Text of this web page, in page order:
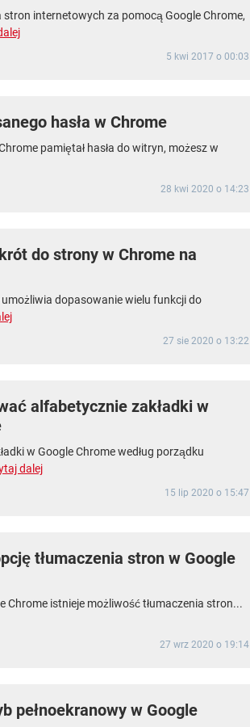
internetowych za pomocą Google Chrome,
5 kwi 2017 o 00:03
hasła w Chrome
pamiętał hasła do witryn, możesz w
28 kwi 2020 o 14:23
do strony w Chrome na
dopasowanie wielu funkcji do
27 sie 2020 o 13:22
alfabetycznie zakładki w
w Google Chrome według porządku
dalej
15 lip 2020 o 15:47
tłumaczenia stron w Google
Chrome istnieje możliwość tłumaczenia stron...
27 wrz 2020 o 19:14
pełnoekranowy w Google